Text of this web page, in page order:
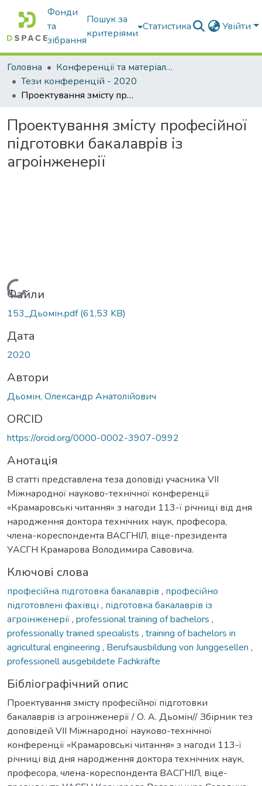
Фонди
та
зібрання
Пошук за
критеріями
Статистика Увійти
Головна
Конференції та матеріали конференцій
Тези конференцій - 2020
Проектування змісту професійної підготовки бакалаврів із агроінженерії
Проектування змісту професійної
підготовки бакалаврів із
агроінженерії
Вантажиться...
Файли
153_Дьомін.pdf(61,53 KB)
Дата
2020
Автори
Дьомін, Олександр Анатолійович
ORCID
https://orcid.org/0000-0002-3907-0992
Анотація
В статті представлена теза доповіді учасника VIІ
Міжнародної науково-технічної конференції
«Крамаровські читання» з нагоди 113-ї річниці від дня
народження доктора технічних наук, професора,
члена-кореспондента ВАСГНІЛ, віце-президента
УАСГН Крамарова Володимира Савовича.
Ключові слова
професійна підготовка бакалаврів , професійно
підготовлені фахівці , підготовка бакалаврів із
агроінженерії, professional training of bachelors ,
professionally trained specialists , training of bachelors in
agricultural engineering , Berufsausbildung von Junggesellen ,
professionell ausgebildete Fachkräfte
Бібліографічний опис
Проектування змісту професійної підготовки
бакалаврів із агроінженерії / О. А. Дьомін// Збірник тез
доповідей VIІ Міжнародної науково-технічної
конференції «Крамаровські читання» з нагоди 113-ї
річниці від дня народження доктора технічних наук,
професора, члена-кореспондента ВАСГНІЛ, віце-